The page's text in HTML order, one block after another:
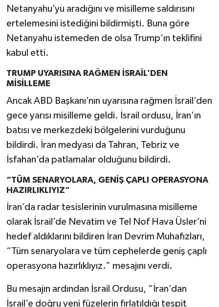
Netanyahu’yu aradığını ve misilleme saldırısını
ertelemesini istediğini bildirmişti. Buna göre
Netanyahu istemeden de olsa Trump’ın teklifini
kabul etti.
TRUMP UYARISINA RAĞMEN İSRAİL’DEN
MİSİLLEME
Ancak ABD Başkanı’nın uyarısına rağmen İsrail’den
gece yarısı misilleme geldi. İsrail ordusu, İran’ın
batısı ve merkezdeki bölgelerini vurduğunu
bildirdi. İran medyası da Tahran, Tebriz ve
İsfahan’da patlamalar olduğunu bildirdi.
“TÜM SENARYOLARA, GENİŞ ÇAPLI OPERASYONA
HAZIRLIKLIYIZ”
İran’da radar tesislerinin vurulmasına misilleme
olarak İsrail’de Nevatim ve Tel Nof Hava Üsler’ni
hedef aldıklarını bildiren İran Devrim Muhafızları,
“Tüm senaryolara ve tüm cephelerde geniş çaplı
operasyona hazırlıklıyız.” mesajını verdi.
Bu mesajın ardından İsrail Ordusu, “İran’dan
İsrail’e doğru yeni füzelerin fırlatıldığı tespit